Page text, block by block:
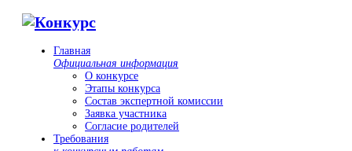
Главная
Официальная информация
О конкурсе
Этапы конкурса
Состав экспертной комиссии
Заявка участника
Согласие родителей
Требования